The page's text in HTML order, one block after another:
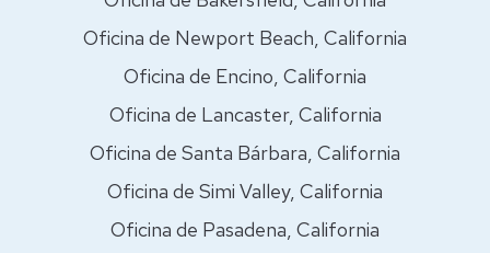
Oficina de Newport Beach, California
Oficina de Encino, California
Oficina de Lancaster, California
Oficina de Santa Bárbara, California
Oficina de Simi Valley, California
Oficina de Pasadena, California